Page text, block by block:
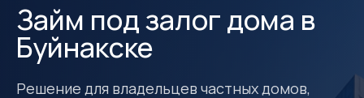
Займ под залог дома в
Буйнакске
Решение для владельцев частных домов,